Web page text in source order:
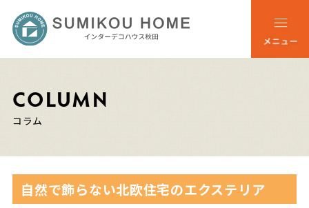
COLUMN
コラム
自然で飾らない北欧住宅のエクステリア